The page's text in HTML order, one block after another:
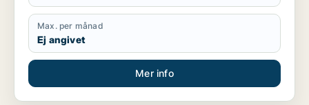
Max. per månad
Ej angivet
Mer info